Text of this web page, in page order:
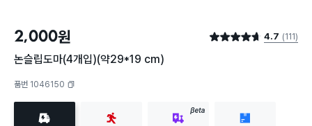
2,000원 별점 4.7점 4.7 (111)
논슬립도마(4개입)(약29*19 cm)
품번 1046150
BETA